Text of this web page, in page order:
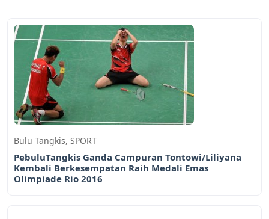
Bulu Tangkis, SPORT
PebuluTangkis Ganda Campuran Tontowi/Liliyana
Kembali Berkesempatan Raih Medali Emas
Olimpiade Rio 2016